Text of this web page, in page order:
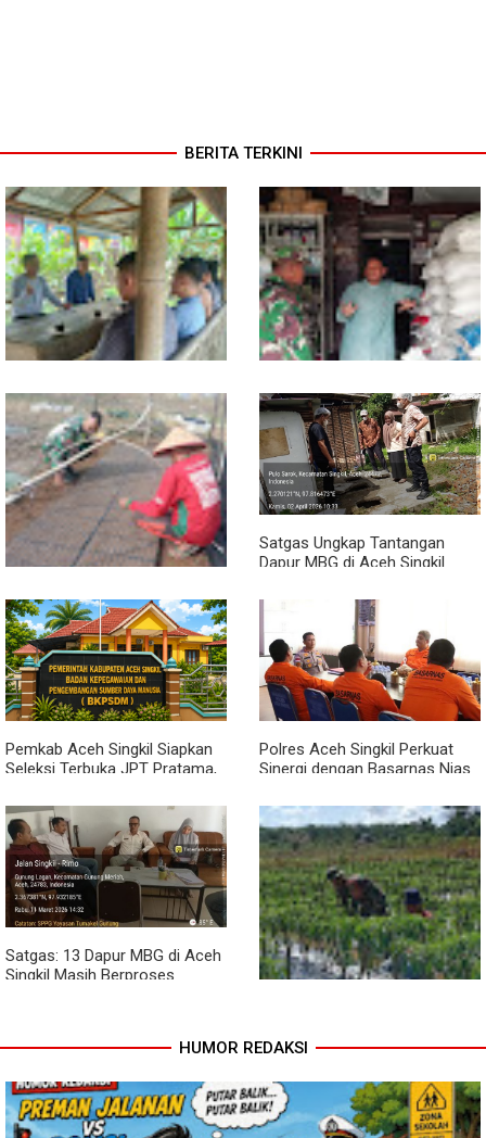
BERITA TERKINI
Sambil Ngopi, Plh. Pasiter
Kodim 0118/Subulussalam
Beri Motivasi Pemuda Calon
Peserta Seleksi Komcad
Lewat Komsos, Babinsa
Rundeng Pantau Stok dan
Harga Pupuk
Dari Bibit Jadi Harapan,
Babinsa Dampingi Warga
Kembangkan Semangka
Satgas Ungkap Tantangan
Dapur MBG di Aceh Singkil
Pemkab Aceh Singkil Siapkan
Seleksi Terbuka JPT Pratama,
Kinerja
Polres Aceh Singkil Perkuat
Sinergi dengan Basarnas Nias
Satgas: 13 Dapur MBG di Aceh
Singkil Masih Berproses
Pendampingan Babinsa
Tanaman Cabai
HUMOR REDAKSI